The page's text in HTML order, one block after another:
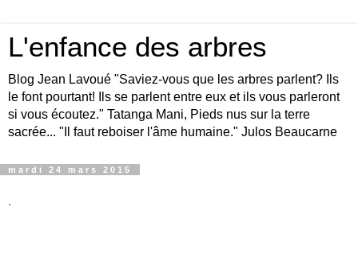
L'enfance des arbres
Blog Jean Lavoué "Saviez-vous que les arbres parlent? Ils
le font pourtant! Ils se parlent entre eux et ils vous parleront
si vous écoutez." Tatanga Mani, Pieds nus sur la terre
sacrée... "Il faut reboiser l'âme humaine." Julos Beaucarne
mardi 24 mars 2015
.